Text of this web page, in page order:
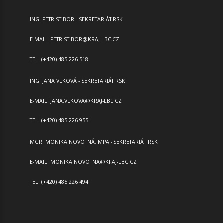
ING. PETR STIBOR - SEKRETARIÁT RSK
E-MAIL: PETR.STIBOR@KRAJ-LBC.CZ
TEL: (+420) 485 226 518
ING. JANA VLKOVÁ - SEKRETARIÁT RSK
E-MAIL: JANA.VLKOVA@KRAJ-LBC.CZ
TEL: (+420) 485 226 955
MGR. MONIKA NOVOTNÁ, MPA - SEKRETARIÁT RSK
E-MAIL: MONIKA.NOVOTNA@KRAJ-LBC.CZ
TEL: (+420) 485 226 494